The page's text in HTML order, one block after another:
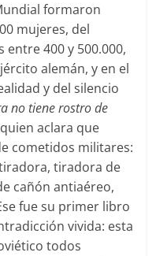
formaron
mujeres, del
400 y 500.000,
alemán, y en el
y del silencio
no tiene rostro de
aclara que
cometidos militares:
tiradora de
cañón antiaéreo,
fue su primer libro
vivida: esta
todos